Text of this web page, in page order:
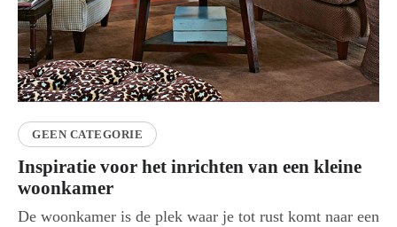
GEEN CATEGORIE
Inspiratie voor het inrichten van een kleine
woonkamer
De woonkamer is de plek waar je tot rust komt naar een